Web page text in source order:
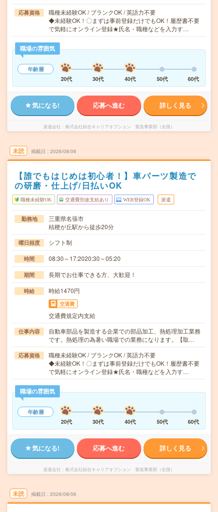
応募資格
職種未経験OK / ブランクOK / 英語力不要
◆未経験OK！〇まずは事前登録だけでもOK！履歴書不要
で気軽にオンライン登録★氏名・職種などを入力す…
職場の雰囲気
年齢層
20代
30代 40代 50代 60代
気になる! 応募へ進む 詳しく見る
派遣会社 株式会社綜合キャリアオプション 製造事業部（全国）
未読 掲載日 2026/08/06
【誰でもはじめは初心者！】車パーツ製造で
の研磨・仕上げ/日払いOK
職種未経験OK 交通費別途支給あり WEB登録OK 派遣
勤務地
三重県名張市
桔梗が丘駅から徒歩20分
曜日頻度 シフト制
時間 08:30～17:2020:30～05:20
期間 長期でお仕事できる方、大歓迎！
時給 時給1470円
交通費
交通費規定内支給
仕事内容
自動車部品を製造する企業での部品加工、熱処理加工業務
です。熱処理の為暑い職場での業務になります。【取…
応募資格
職種未経験OK / ブランクOK / 英語力不要
◆未経験OK！〇まずは事前登録だけでもOK！履歴書不要
で気軽にオンライン登録★氏名・職種などを入力す…
職場の雰囲気
年齢層
20代
30代 40代 50代 60代
気になる! 応募へ進む 詳しく見る
派遣会社 株式会社綜合キャリアオプション 製造事業部（全国）
未読 掲載日 2026/08/06